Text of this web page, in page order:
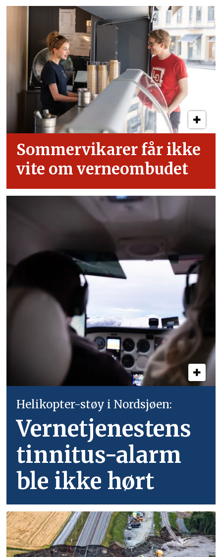
Sommervikarer får ikke
vite om verneombudet
Helikopter-støy i Nordsjøen:
Vernetjenestens
tinnitus-alarm
ble ikke hørt